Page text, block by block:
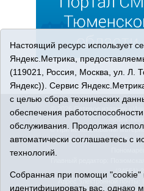
© 2026 Сетевое издание
права
© При использовании
Адрес редакции: 627750
(34551)
Адрес электронной почты:
Настоящий ресурс использует
Яндекс.Метрика,
(119021, Россия, Москва, ул. Л.
Яндекс)). Сервис
с целью сбора технических
обеспечения
обслуживания. Продолжая
автоматически соглашаетесь с
технологий.
Собранная при помощи
идентифицировать вас, однако